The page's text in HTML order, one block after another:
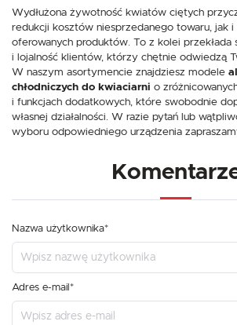
Wydłużona żywotność kwiatów ciętych
redukcji kosztów niesprzedanego towaru, jak i
oferowanych produktów. To z kolei przekłada
i lojalność klientów, którzy chętnie odwiedzą
W naszym asortymencie znajdziesz modele
chłodniczych do kwiaciarni o
i funkcjach dodatkowych, które swobodnie
własnej działalności. W razie pytań lub
wyboru odpowiedniego urządzenia
Nazwa użytkownika*
Adres e-mail*